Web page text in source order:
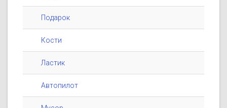
Подарок
Кости
Ластик
Автопилот